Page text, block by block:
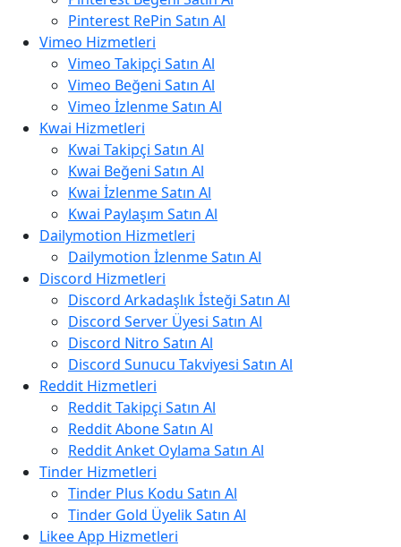
Pinterest RePin Satın Al
Vimeo Hizmetleri
Vimeo Takipçi Satın Al
Vimeo Beğeni Satın Al
Vimeo İzlenme Satın Al
Kwai Hizmetleri
Kwai Takipçi Satın Al
Kwai Beğeni Satın Al
Kwai İzlenme Satın Al
Kwai Paylaşım Satın Al
Dailymotion Hizmetleri
Dailymotion İzlenme Satın Al
Discord Hizmetleri
Discord Arkadaşlık İsteği Satın Al
Discord Server Üyesi Satın Al
Discord Nitro Satın Al
Discord Sunucu Takviyesi Satın Al
Reddit Hizmetleri
Reddit Takipçi Satın Al
Reddit Abone Satın Al
Reddit Anket Oylama Satın Al
Tinder Hizmetleri
Tinder Plus Kodu Satın Al
Tinder Gold Üyelik Satın Al
Likee App Hizmetleri